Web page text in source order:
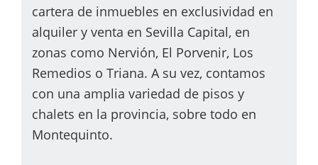
cartera de inmuebles en exclusividad en
alquiler y venta en Sevilla Capital, en
zonas como Nervión, El Porvenir, Los
Remedios o Triana. A su vez, contamos
con una amplia variedad de pisos y
chalets en la provincia, sobre todo en
Montequinto.